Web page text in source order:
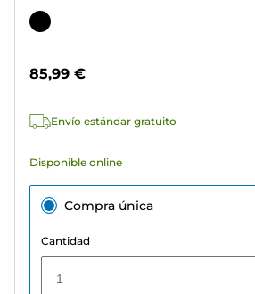
de
3
Cartucho
color
85,99 €
Envío estándar gratuito
Disponible online
Compra única
Cantidad
1